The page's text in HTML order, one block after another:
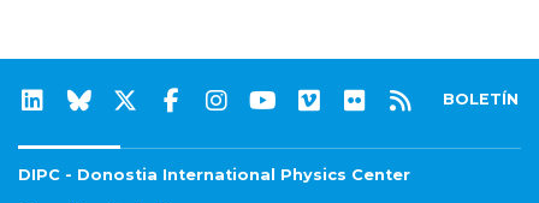
BOLETÍN
DIPC - Donostia International Physics Center